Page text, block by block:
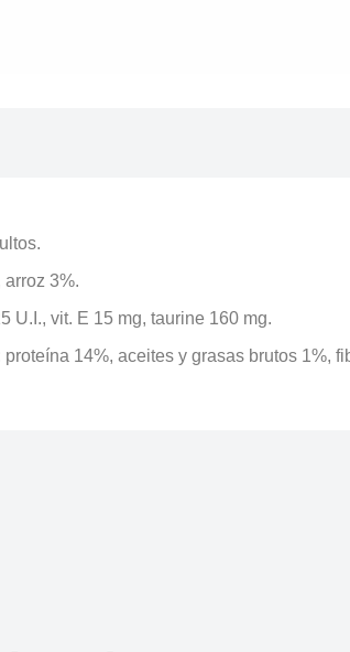
3%.
U.I., vit. E 15 mg, taurine 160 mg.
14%, aceites y grasas brutos 1%,